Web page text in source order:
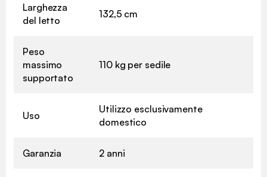
Larghezza
del letto
132,5 cm
Peso
massimo
supportato
110 kg per sedile
Uso
Utilizzo esclusivamente
domestico
Garanzia 2 anni